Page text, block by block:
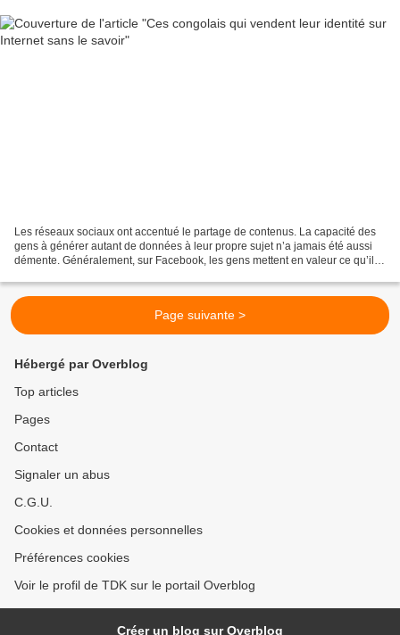
Les réseaux sociaux ont accentué le partage de contenus. La capacité des
gens à générer autant de données à leur propre sujet n’a jamais été aussi
démente. Généralement, sur Facebook, les gens mettent en valeur ce qu’il
Page suivante >
Hébergé par Overblog
Top articles
Pages
Contact
Signaler un abus
C.G.U.
Cookies et données personnelles
Préférences cookies
Voir le profil de TDK sur le portail Overblog
Créer un blog sur Overblog